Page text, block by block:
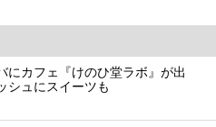
にカフェ『けのひ堂ラボ』が出
シュにスイーツも